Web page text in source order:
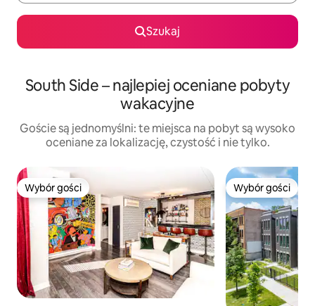
Szukaj
South Side – najlepiej oceniane pobyty
wakacyjne
Goście są jednomyślni: te miejsca na pobyt są wysoko
oceniane za lokalizację, czystość i nie tylko.
Wybór gości
Wybór gości Wybór gości
Wybór gości